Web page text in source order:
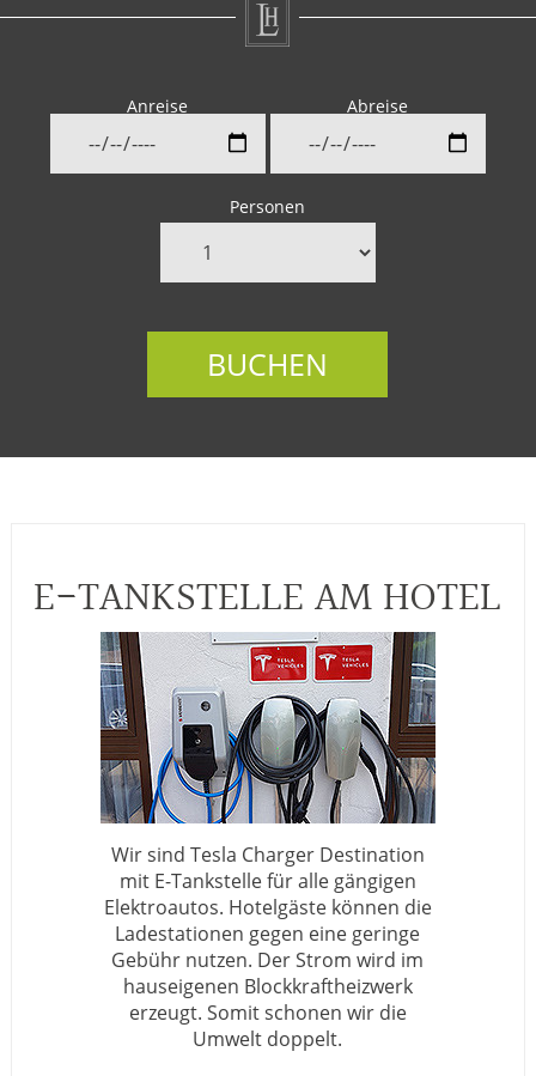
Anreise Abreise
Personen
BUCHEN
E-TANKSTELLE AM HOTEL
Wir sind Tesla Charger Destination
mit E-Tankstelle für alle gängigen
Elektroautos. Hotelgäste können die
Ladestationen gegen eine geringe
Gebühr nutzen. Der Strom wird im
hauseigenen Blockkraftheizwerk
erzeugt. Somit schonen wir die
Umwelt doppelt.